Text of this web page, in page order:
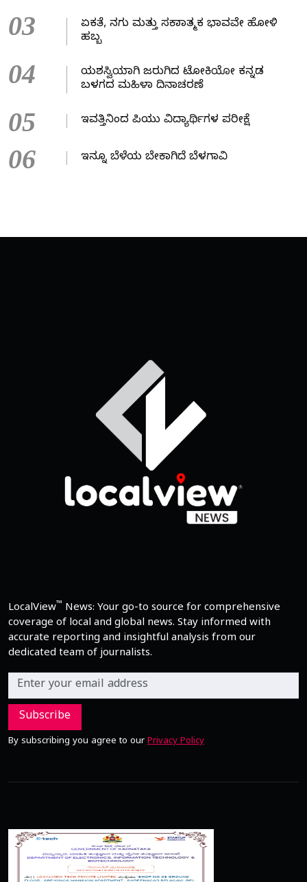
03
ಏಕತೆ, ನಗು ಮತ್ತು ಸಕಾರಾತ್ಮಕ ಭಾವವೇ ಹೋಳಿ
ಹಬ್ಬ
04
ಯಶಸ್ವಿಯಾಗಿ ಜರುಗಿದ ಟೋಕಿಯೋ ಕನ್ನಡ
ಬಳಗದ ಮಹಿಳಾ ದಿನಾಚರಣೆ
05 ಇವತ್ತಿನಿಂದ ಪಿಯು ವಿದ್ಯಾರ್ಥಿಗಳ ಪರೀಕ್ಷೆ
06 ಇನ್ನೂ ಬೆಳೆಯ ಬೇಕಾಗಿದೆ ಬೆಳಗಾವಿ
LocalView™ News: Your go-to source for comprehensive
coverage of local and global news. Stay informed with
accurate reporting and insightful analysis from our
dedicated team of journalists.
Subscribe
By subscribing you agree to our Privacy Policy